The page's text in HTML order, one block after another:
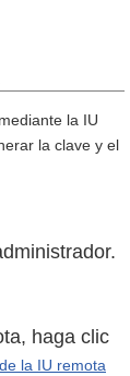
la IU
la clave y el
haga clic
la IU remota